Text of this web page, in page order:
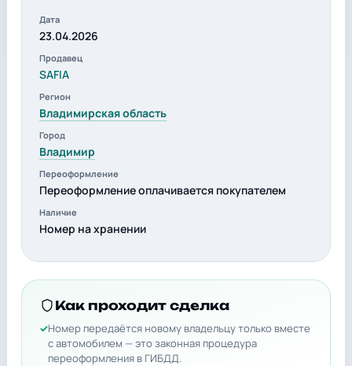
Дата
23.04.2026
Продавец
SAFIA
Регион
Владимирская область
Город
Владимир
Переоформление
Переоформление оплачивается покупателем
Наличие
Номер на хранении
Как проходит сделка
Номер передаётся новому владельцу только вместе
с автомобилем — это законная процедура
переоформления в ГИБДД.